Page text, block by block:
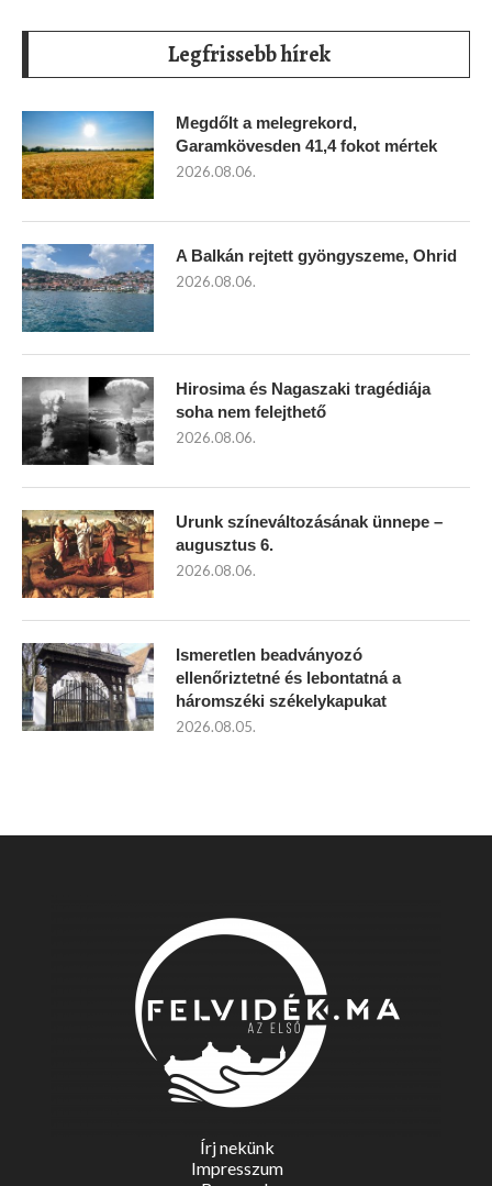
Legfrissebb hírek
Megdőlt a melegrekord,
Garamkövesden 41,4 fokot mértek
2026.08.06.
A Balkán rejtett gyöngyszeme, Ohrid
2026.08.06.
Hirosima és Nagaszaki tragédiája
soha nem felejthető
2026.08.06.
Urunk színeváltozásának ünnepe –
augusztus 6.
2026.08.06.
Ismeretlen beadványozó
ellenőriztetné és lebontatná a
háromszéki székelykapukat
2026.08.05.
Írj nekünk
Impresszum